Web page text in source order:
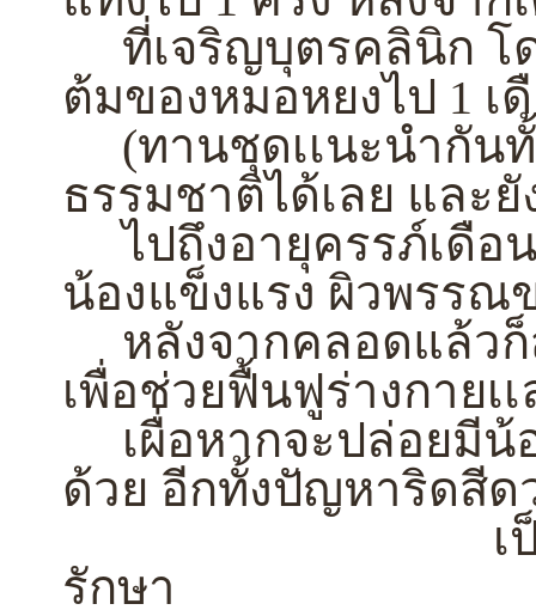
ที่เจริญบุตรคลินิก โ
ต้มของหมอหยงไป 1 เ
(ทานชุดเเนะนำกันทั้
ธรรมชาติได้เลย และ
ไปถึงอายุครรภ์เดือ
น้องแข็งแรง ผิวพรรณ
หลังจากคลอดแล้วก็
เพื่อช่วยฟื้นฟูร่างกายเ
เผื่อหากจะปล่อยมีน้
ด้วย อีกทั้งปัญหาริดสี
เป็นอย่างมา
รักษา